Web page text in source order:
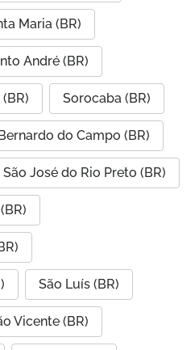
Maria (BR)
André (BR)
Sorocaba (BR)
do Campo (BR)
São José do Rio Preto (BR)
São Luís (BR)
Vicente (BR)